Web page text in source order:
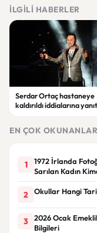
İLGILI HABERLER
Serdar Ortaç hastaneye
kaldırıldı iddialarına
EN ÇOK OKUNANLAR
1
1972 İrlanda
Sarılan Kadın
2 Okullar Hangi
3
2026 Ocak
Bilgileri